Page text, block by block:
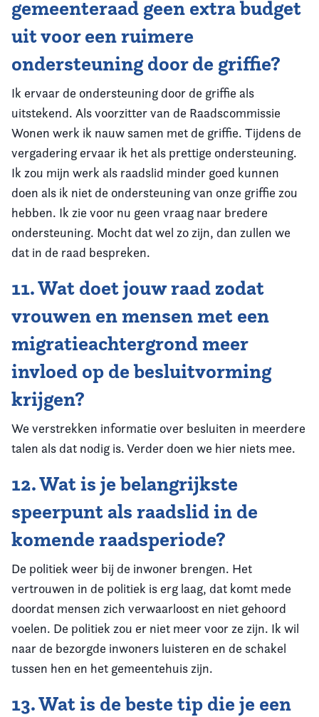
gemeenteraad geen extra budget
uit voor een ruimere
ondersteuning door de griffie?
Ik ervaar de ondersteuning door de griffie als
uitstekend. Als voorzitter van de Raadscommissie
Wonen werk ik nauw samen met de griffie. Tijdens de
vergadering ervaar ik het als prettige ondersteuning.
Ik zou mijn werk als raadslid minder goed kunnen
doen als ik niet de ondersteuning van onze griffie zou
hebben. Ik zie voor nu geen vraag naar bredere
ondersteuning. Mocht dat wel zo zijn, dan zullen we
dat in de raad bespreken.
11. Wat doet jouw raad zodat
vrouwen en mensen met een
migratieachtergrond meer
invloed op de besluitvorming
krijgen?
We verstrekken informatie over besluiten in meerdere
talen als dat nodig is. Verder doen we hier niets mee.
12. Wat is je belangrijkste
speerpunt als raadslid in de
komende raadsperiode?
De politiek weer bij de inwoner brengen. Het
vertrouwen in de politiek is erg laag, dat komt mede
doordat mensen zich verwaarloost en niet gehoord
voelen. De politiek zou er niet meer voor ze zijn. Ik wil
naar de bezorgde inwoners luisteren en de schakel
tussen hen en het gemeentehuis zijn.
13. Wat is de beste tip die je een